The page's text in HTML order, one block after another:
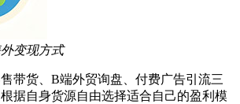
变现方式
带货、B端外贸询盘、付费广告引流三
据自身货源自由选择适合自己的盈利模